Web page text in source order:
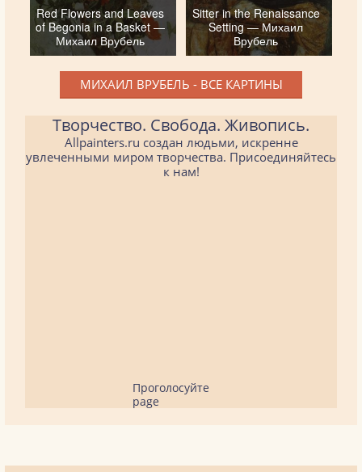
Red Flowers and Leaves
of Begonia in a Basket —
Михаил Врубель
Sitter in the Renaissance
Setting — Михаил
Врубель
МИХАИЛ ВРУБЕЛЬ - ВСЕ КАРТИНЫ
Творчество. Свобода. Живопись.
Allpainters.ru создан людьми, искренне
увлеченными миром творчества. Присоединяйтесь
к нам!
Проголосуйте
page